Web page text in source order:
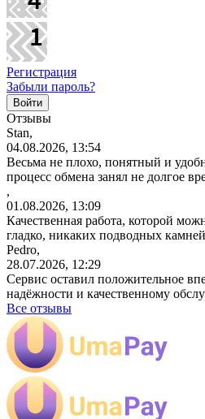
Регистрация
Забыли пароль?
Отзывы
Stan,
04.08.2026, 13:54
Весьма не плохо, понятный и
процесс обмена занял не долгое
,
01.08.2026, 13:09
Качественная работа, которой
гладко, никаких подводных
Pedro,
28.07.2026, 12:29
Сервис оставил положительное
надёжности и качественному
Все отзывы